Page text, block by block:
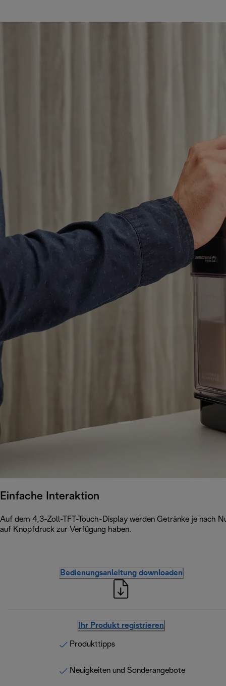
Einfache Interaktion
Auf dem 4,3-Zoll-TFT-Touch-Display werden Getränke je nach
auf Knopfdruck zur Verfügung haben.
Bedienungsanleitung downloaden
Ihr Produkt registrieren
Produkttipps
Neuigkeiten und Sonderangebote